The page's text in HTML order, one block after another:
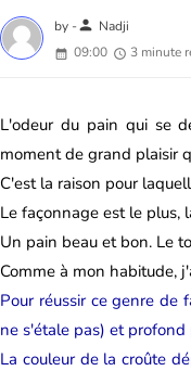
by -person Nadji
09:00
3 minute
L'odeur du pain qui se
moment de grand plaisir
C'est la raison pour
Le façonnage est le plus,
Un pain beau et bon. Le
Comme à mon habitude,
Pour réussir ce genre de
ne s'étale pas) et
La couleur de la croûte